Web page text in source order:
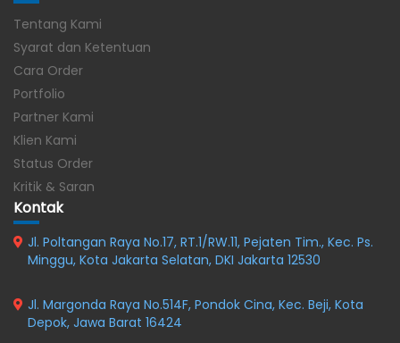
Tentang Kami
Syarat dan Ketentuan
Cara Order
Portfolio
Partner Kami
Klien Kami
Status Order
Kritik & Saran
Kontak
Jl. Poltangan Raya No.17, RT.1/RW.11, Pejaten Tim., Kec. Ps.
Minggu, Kota Jakarta Selatan, DKI Jakarta 12530
Jl. Margonda Raya No.514F, Pondok Cina, Kec. Beji, Kota
Depok, Jawa Barat 16424